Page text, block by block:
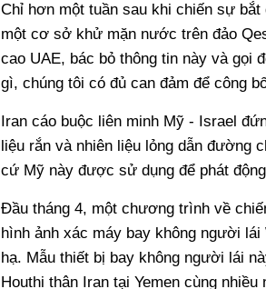
Chỉ hơn một tuần sau khi chiến sự
một cơ sở khử mặn nước trên đảo
cao UAE, bác bỏ thông tin này và gọi
gì, chúng tôi có đủ can đảm để công
Iran cáo buộc liên minh Mỹ - Israel
liệu rắn và nhiên liệu lỏng dẫn đường
cứ Mỹ này được sử dụng để phát
Đầu tháng 4, một chương trình về
hình ảnh xác máy bay không người lái
hạ. Mẫu thiết bị bay không người lái
Houthi thân Iran tại Yemen cùng nhiều